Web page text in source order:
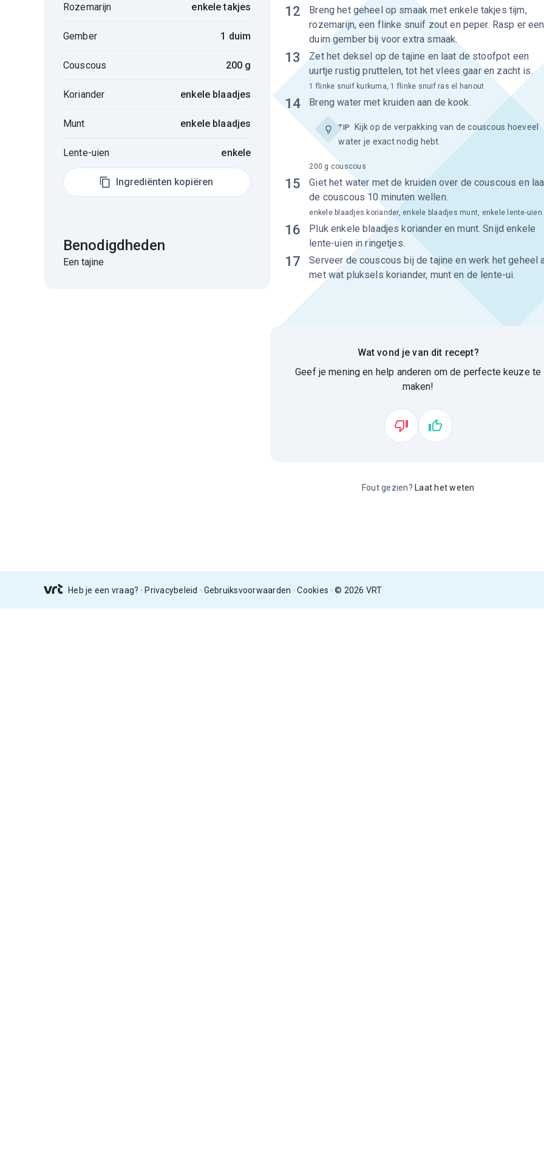
Rozemarijn enkele takjes
Gember 1 duim
Couscous 200 g
Koriander enkele blaadjes
Munt enkele blaadjes
Lente-uien enkele
Ingrediënten kopiëren
Benodigdheden
Een tajine
12
Breng het geheel op smaak met enkele takjes tijm,
rozemarijn, een flinke snuif zout en peper. Rasp er een
duim gember bij voor extra smaak.
13
Zet het deksel op de tajine en laat de stoofpot een
uurtje rustig pruttelen, tot het vlees gaar en zacht is.
14 Breng water met kruiden aan de kook.
TIP
Kijk op de verpakking van de couscous hoeveel
water je exact nodig hebt.
1 flinke snuif kurkuma, 1 flinke snuif ras el hanout
15
Giet het water met de kruiden over de couscous en
de couscous 10 minuten wellen.
200 g couscous
16
Pluk enkele blaadjes koriander en munt. Snijd enkele
lente-uien in ringetjes.
enkele blaadjes koriander, enkele blaadjes munt, enkele lente-uien
17
Serveer de couscous bij de tajine en werk het geheel
met wat pluksels koriander, munt en de lente-ui.
Wat vond je van dit recept?
Geef je mening en help anderen om de perfecte keuze te
maken!
Fout gezien? Laat het weten
Heb je een vraag? Privacybeleid Gebruiksvoorwaarden Cookies © 2026 VRT